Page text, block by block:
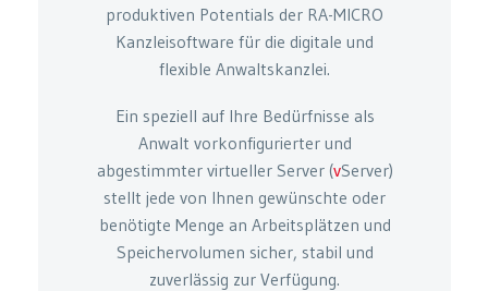
produktiven Potentials der RA-MICRO
Kanzleisoftware für die digitale und
flexible Anwaltskanzlei.
Ein speziell auf Ihre Bedürfnisse als
Anwalt vorkonfigurierter und
abgestimmter virtueller Server (vServer)
stellt jede von Ihnen gewünschte oder
benötigte Menge an Arbeitsplätzen und
Speichervolumen sicher, stabil und
zuverlässig zur Verfügung.